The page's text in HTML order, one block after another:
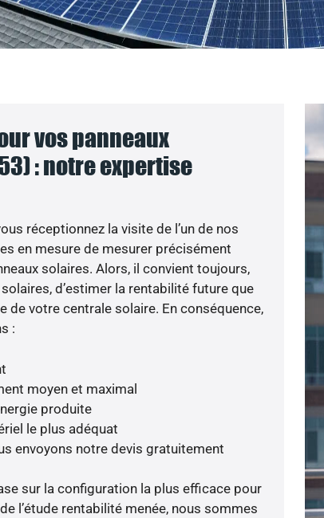
vos panneaux
: notre expertise
réceptionnez la visite de l’un de nos
en mesure de mesurer précisément
solaires. Alors, il convient toujours,
d’estimer la rentabilité future que
de votre centrale solaire. En conséquence,
:
moyen et maximal
produite
le plus adéquat
envoyons notre devis gratuitement
sur la configuration la plus efficace pour
l’étude rentabilité menée, nous sommes